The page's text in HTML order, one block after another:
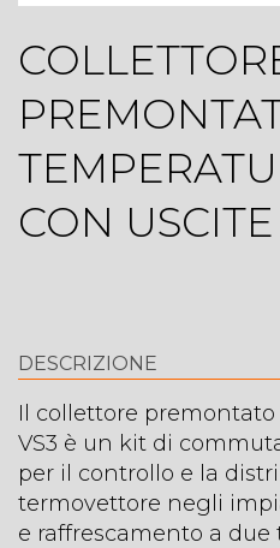
CON
DESCRIZIONE
Il collettore
VS3 è un kit di
per il controllo e la
termovettore negli
e raffrescamento a due